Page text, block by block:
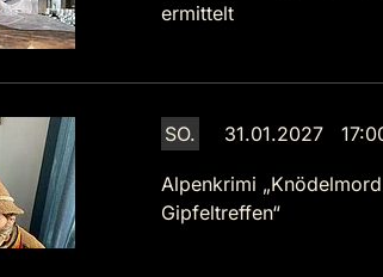
ermittelt
SO. 31.01.2027
Alpenkrimi
Gipfeltreffen“